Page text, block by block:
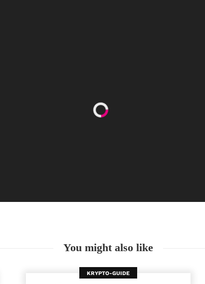
You might also like
KRYPTO-GUIDE